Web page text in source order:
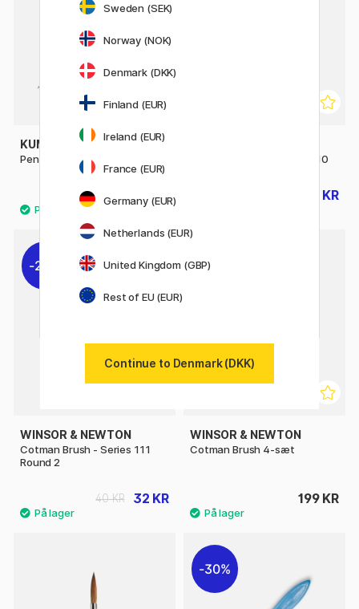
KUM
Pensel Memory Point Round 1
35 KR
44 KR
Pensel Memory Point Flat 10
60 KR
20%
WINSOR & NEWTON
Cotman Brush - Series 111
Round 2
32 KR
40 KR
WINSOR & NEWTON
Cotman Brush 4-sæt
199 KR
30%
Sweden (SEK)
Norway (NOK)
Denmark (DKK)
Finland (EUR)
Ireland (EUR)
France (EUR)
Germany (EUR)
Netherlands (EUR)
United Kingdom (GBP)
Rest of EU (EUR)
Continue to Denmark (DKK)